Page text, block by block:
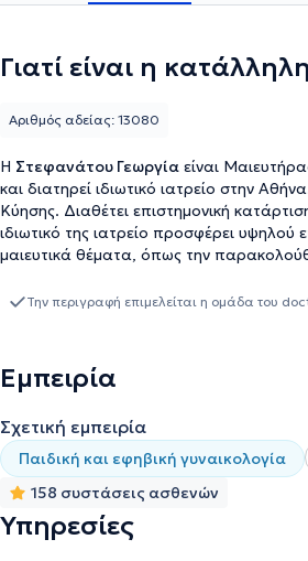
Γιατί είναι η
Η Στεφανάτου Γεωργία είναι
και διατηρεί ιδιωτικό ιατρείο στην
Κύησης. Διαθέτει επιστημονική
ιδιωτικό της ιατρείο προσφέρει υψηλού
μαιευτικά θέματα, όπως την
συμμετέχει σε συνέδρια και σεμινάρια
Αριθμός αδείας: 13080
Την περιγραφή επιμελείται η ομάδα του
Εμπειρία
Σχετική εμπειρία
Παιδική και εφηβική γυναικολογία
158 συστάσεις ασθενών
Υπηρεσίες